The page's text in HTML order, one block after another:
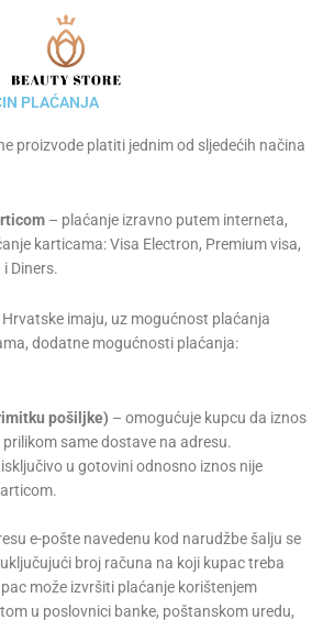
PLAĆANJA
proizvode platiti jednim od sljedećih načina
– plaćanje izravno putem interneta,
karticama: Visa Electron, Premium visa,
Diners.
imaju, uz mogućnost plaćanja
dodatne mogućnosti plaćanja:
pošiljke) – omogućuje kupcu da iznos
same dostave na adresu.
u gotovini odnosno iznos nije
e-pošte navedenu kod narudžbe šalju se
broj računa na koji kupac treba
može izvršiti plaćanje korištenjem
u poslovnici banke, poštanskom uredu,